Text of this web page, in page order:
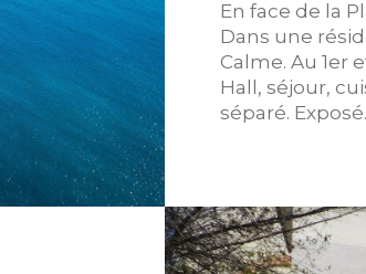
En face de la
Dans une
Calme. Au 1er
Hall, séjour,
séparé.